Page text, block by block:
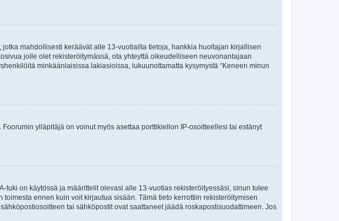
mahdollisesti keräävät alle 13-vuotiailta tietoja, hankkia huoltajan kirjallisen
jolle olet rekisteröitymässä, ota yhteyttä oikeudelliseen neuvonantajaan
minkäänlaisissa lakiasioissa, lukuunottamatta kysymystä “Keneen minun
ylläpitäjä on voinut myös asettaa porttikiellon IP-osoitteellesi tai estänyt
on käytössä ja määrittelit olevasi alle 13-vuotias rekisteröityessäsi, sinun tulee
ennen kuin voit kirjautua sisään. Tämä tieto kerrottiin rekisteröitymisen
tai sähköpostit ovat saattaneet jäädä roskapostisuodattimeen. Jos